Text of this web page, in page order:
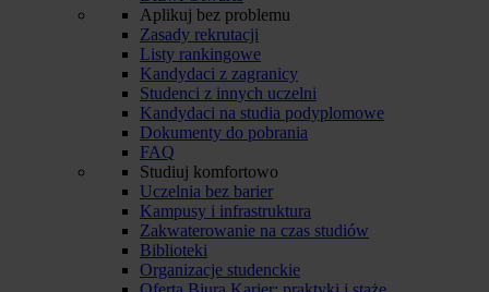
Aplikuj bez problemu
Zasady rekrutacji
Listy rankingowe
Kandydaci z zagranicy
Studenci z innych uczelni
Kandydaci na studia podyplomowe
Dokumenty do pobrania
FAQ
Studiuj komfortowo
Uczelnia bez barier
Kampusy i infrastruktura
Zakwaterowanie na czas studiów
Biblioteki
Organizacje studenckie